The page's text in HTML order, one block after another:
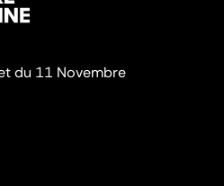
du 11 Novembre